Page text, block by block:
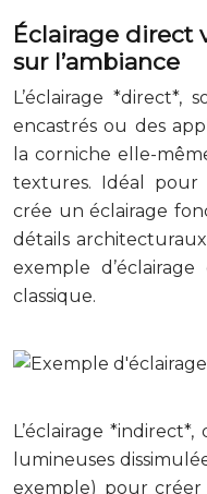
Éclairage direct
sur l’ambiance
L’éclairage *direct*,
encastrés ou des
la corniche elle-
textures. Idéal pour
crée un éclairage
détails
exemple
classique.
L’éclairage
lumineuses
exemple) pour